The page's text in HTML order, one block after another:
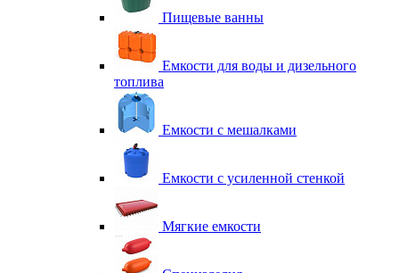
Пищевые ванны
Емкости для воды и дизельного
топлива
Емкости с мешалками
Емкости с усиленной стенкой
Мягкие емкости